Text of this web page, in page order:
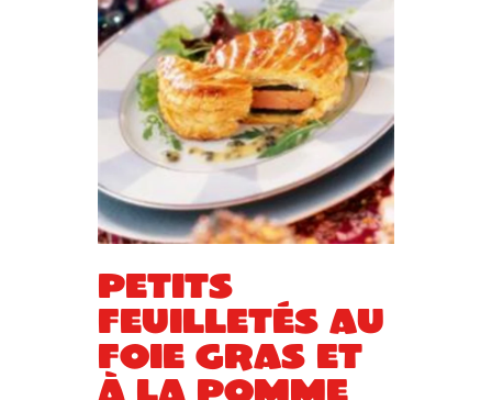
Petits
feuilletés au
foie gras et
à la pomme